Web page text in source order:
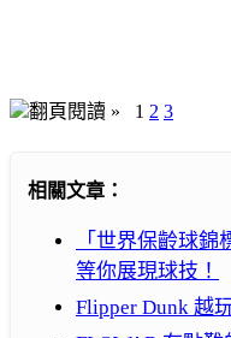
翻頁閱讀 » 1 2 3
相關文章：
「世界保齡球
等你展現球技！
Flipper Dunk 越